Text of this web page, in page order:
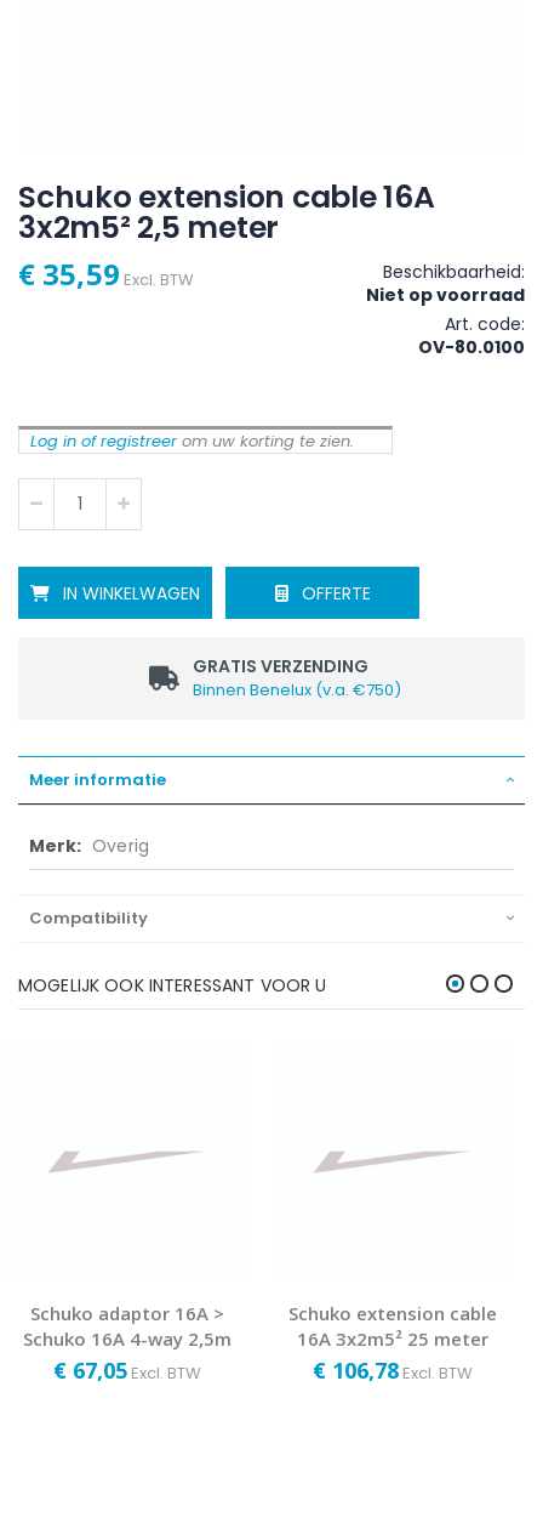
Schuko extension cable 16A
3x2m5² 2,5 meter
€ 35,59 Excl. BTW
Beschikbaarheid:
Niet op voorraad
Art. code
OV-80.0100
Log in of registreer om uw korting te zien.
IN WINKELWAGEN OFFERTE
GRATIS VERZENDING
Binnen Benelux (v.a. €750)
Meer informatie
Meer
informatie
Overig
Compatibility
MOGELIJK OOK INTERESSANT VOOR U
Schuko adaptor 16A >
Schuko 16A 4-way 2,5m
€ 67,05 Excl. BTW
Schuko extension cable
16A 3x2m5² 25 meter
€ 106,78 Excl. BTW